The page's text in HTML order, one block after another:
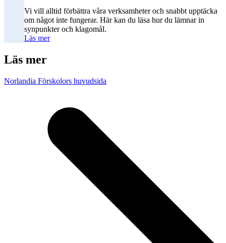
Vi vill alltid förbättra våra verksamheter och snabbt upptäcka
om något inte fungerar. Här kan du läsa hur du lämnar in
synpunkter och klagomål.
Läs mer
Läs mer
Norlandia Förskolors huvudsida